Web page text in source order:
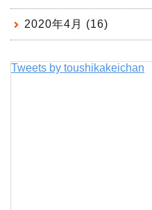
2020年4月 (16)
Tweets by toushikakeichan